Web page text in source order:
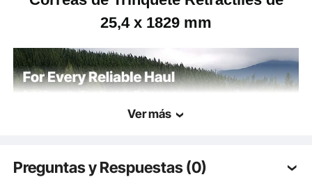
25,4 x 1829 mm
Ver más
Preguntas y Respuestas (0)